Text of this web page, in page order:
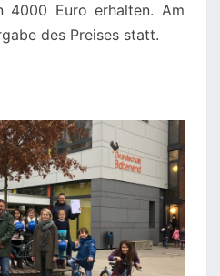
4000 Euro erhalten. Am
des Preises statt.